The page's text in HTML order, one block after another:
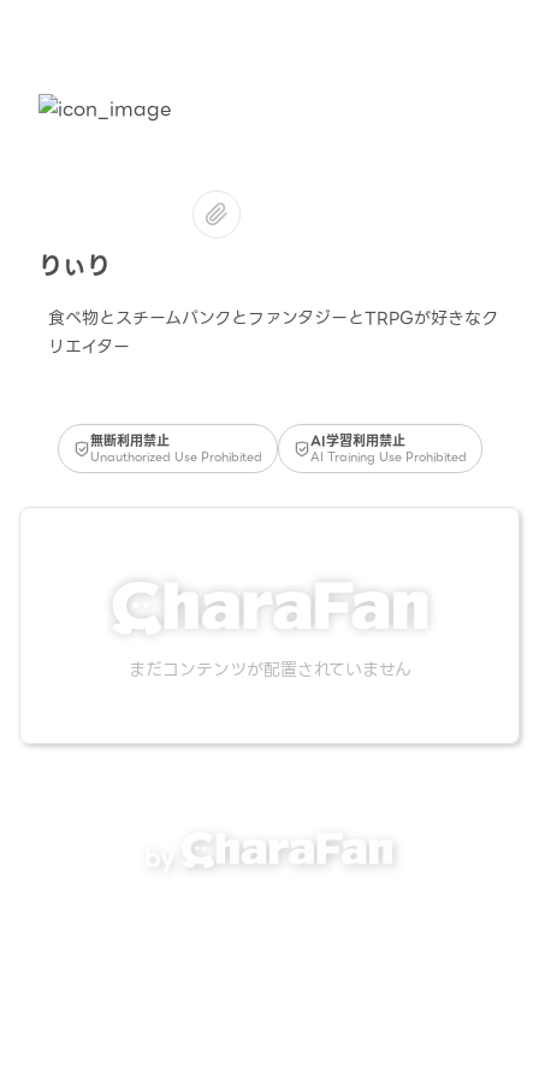
りぃり
食べ物とスチームパンクとファンタジーとTRPGが好きなク
リエイター
無断利用禁止
Unauthorized Use Prohibited
AI学習利用禁止
AI Training Use Prohibited
まだコンテンツが配置されていません